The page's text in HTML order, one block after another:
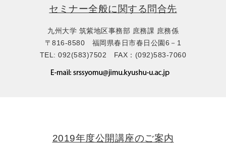
セミナー全般に関する問合先
九州大学 筑紫地区事務部 庶務課 庶務係
〒816-8580 福岡県春日市春日公園6－1
TEL: 092(583)7502 FAX：(092)583-7060
2019年度公開講座のご案内